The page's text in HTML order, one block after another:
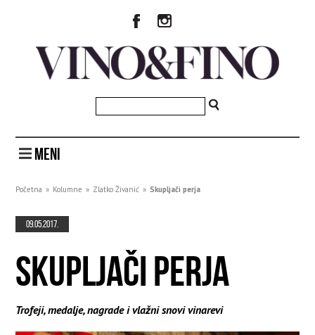
MENI
Početna » Kolumne » Zlatko Živanić » Skupljači perja
09.05.2017.
SKUPLJAČI PERJA
Trofeji, medalje, nagrade i vlažni snovi vinarevi